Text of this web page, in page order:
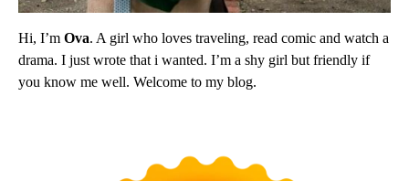
Hi, I’m Ova. A girl who loves traveling, read comic and watch a
drama. I just wrote that i wanted. I’m a shy girl but friendly if
you know me well. Welcome to my blog.